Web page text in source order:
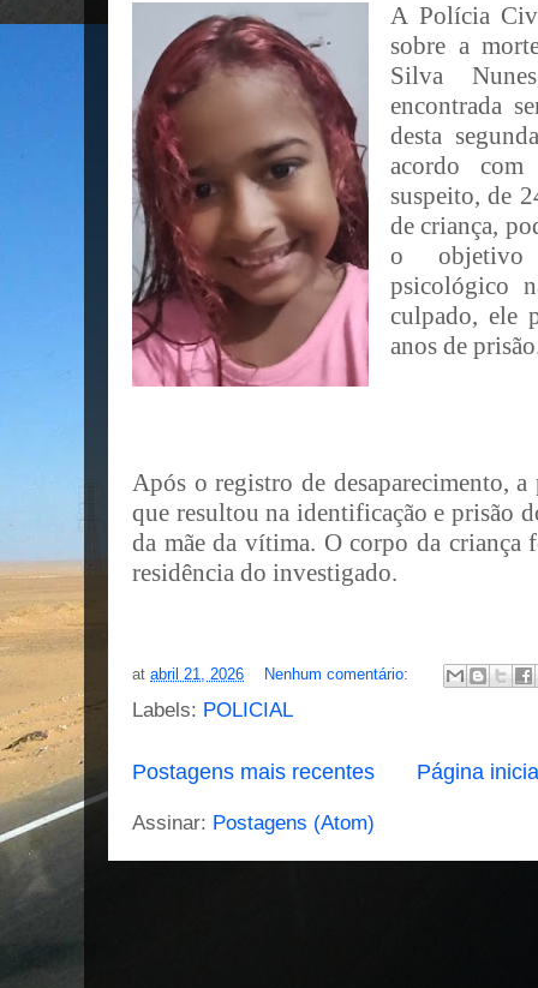
A Polícia
sobre a
Silva
encontrada
desta
acordo
suspeito, de
de criança,
o objetivo
psicológico
culpado, ele
anos de
Após o registro de desaparecimento,
que resultou na identificação e prisão
da mãe da vítima. O corpo da
residência do investigado.
at abril 21, 2026 Nenhum comentário:
Labels: POLICIAL
Postagens mais recentes Página
Assinar: Postagens (Atom)